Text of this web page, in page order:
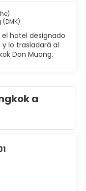
hotel designado
lo trasladará al
Don Muang.
a